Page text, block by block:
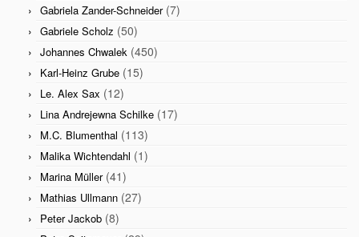
Gabriela Zander-Schneider(7)
Gabriele Scholz (50)
Johannes Chwalek (450)
Karl-Heinz Grube (15)
Le. Alex Sax (12)
Lina Andrejewna Schilke (17)
M.C. Blumenthal (113)
Malika Wichtendahl (1)
Marina Müller(41)
Mathias Ullmann (27)
Peter Jackob (8)